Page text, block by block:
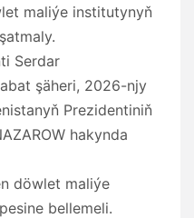
maliýe institutynyň
Serdar
şäheri, 2026-njy
Prezidentiniň
hakynda
döwlet maliýe
bellemeli.